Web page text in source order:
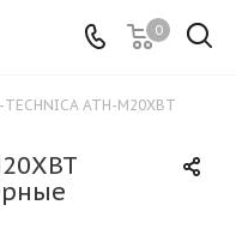
0
TECHNICA ATH-M20XBT